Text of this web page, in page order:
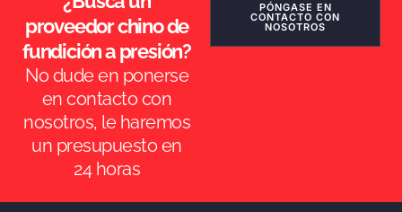
proveedor chino de
fundición a presión?
No dude en ponerse
en contacto con
nosotros, le haremos
un presupuesto en
24 horas
PÓNGASE EN
CONTACTO CON
NOSOTROS